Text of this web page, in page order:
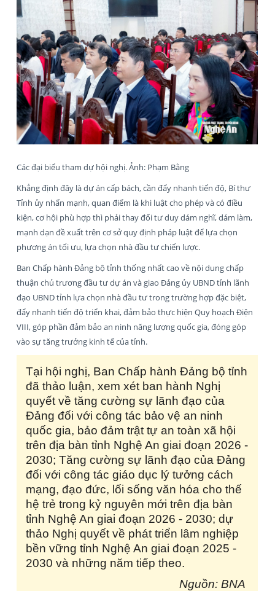
Các đại biểu tham dự hội nghị. Ảnh: Phạm Bằng
Khẳng định đây là dự án cấp bách, cần đẩy nhanh tiến độ, Bí thư
Tỉnh ủy nhấn mạnh, quan điểm là khi luật cho phép và có điều
kiện, cơ hội phù hợp thì phải thay đổi tư duy dám nghĩ, dám làm,
mạnh dạn đề xuất trên cơ sở quy định pháp luật để lựa chọn
phương án tối ưu, lựa chọn nhà đầu tư chiến lược.
Ban Chấp hành Đảng bộ tỉnh thống nhất cao về nội dung chấp
thuận chủ trương đầu tư dự án và giao Đảng ủy UBND tỉnh lãnh
đạo UBND tỉnh lựa chọn nhà đầu tư trong trường hợp đặc biệt,
đẩy nhanh tiến độ triển khai, đảm bảo thực hiện Quy hoạch Điện
VIII, góp phần đảm bảo an ninh năng lượng quốc gia, đóng góp
vào sự tăng trưởng kinh tế của tỉnh.
Tại hội nghị, Ban Chấp hành Đảng bộ tỉnh
đã thảo luận, xem xét ban hành Nghị
quyết về tăng cường sự lãnh đạo của
Đảng đối với công tác bảo vệ an ninh
quốc gia, bảo đảm trật tự an toàn xã hội
trên địa bàn tỉnh Nghệ An giai đoạn 2026 -
2030; Tăng cường sự lãnh đạo của Đảng
đối với công tác giáo dục lý tưởng cách
mạng, đạo đức, lối sống văn hóa cho thế
hệ trẻ trong kỷ nguyên mới trên địa bàn
tỉnh Nghệ An giai đoạn 2026 - 2030; dự
thảo Nghị quyết về phát triển lâm nghiệp
bền vững tỉnh Nghệ An giai đoạn 2025 -
2030 và những năm tiếp theo.
Nguồn: BNA